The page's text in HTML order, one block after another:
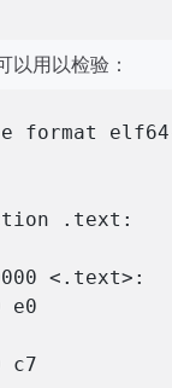
以用以检验：
elf64-
.text:
<.text>: